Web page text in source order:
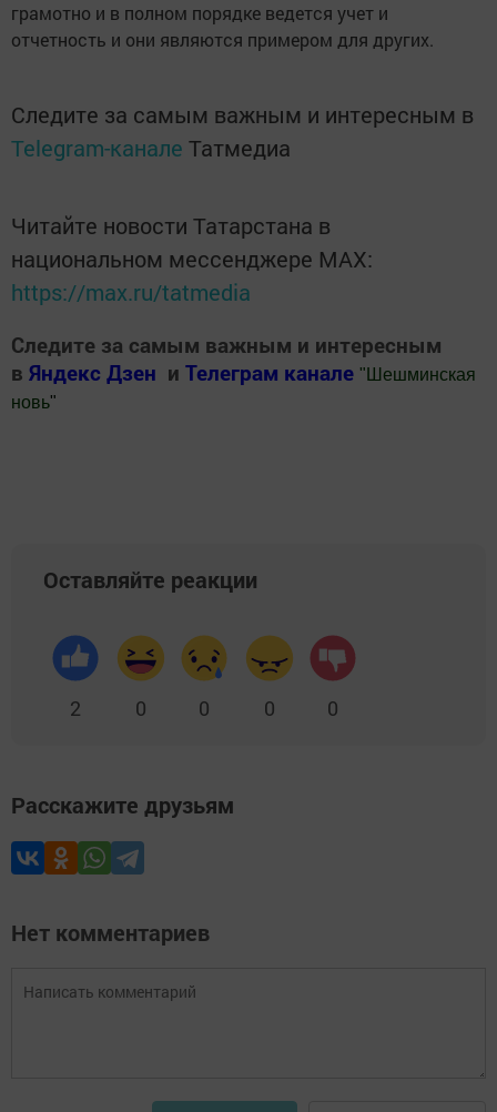
грамотно и в полном порядке ведется учет и
отчетность и они являются примером для других.
Следите за самым важным и интересным в
Telegram-канале Татмедиа
Читайте новости Татарстана в
национальном мессенджере MАХ:
https://max.ru/tatmedia
Следите за самым важным и интересным
в Яндекс Дзен и Телеграм канале " Шешминская
новь"
Оставляйте реакции
2 0 0 0 0
Расскажите друзьям
Нет комментариев